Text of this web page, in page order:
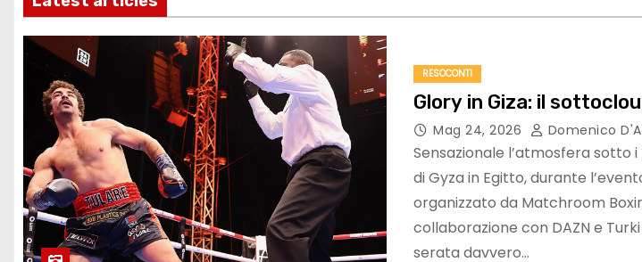
RESOCONTI
Glory in Giza: il sottoclou
Mag 24, 2026 Domenico
Sensazionale l’atmosfera sotto
di Gyza in Egitto, durante
organizzato da Matchroom
collaborazione con DAZN e
serata davvero…